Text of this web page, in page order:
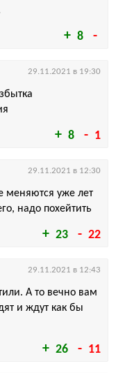
8
8 1
29.11.2021 в 19:30
23 22
меняются уже лет
надо похейтить
29.11.2021 в 12:30
26 11
А то вечно вам
и ждут как бы
29.11.2021 в 12:43